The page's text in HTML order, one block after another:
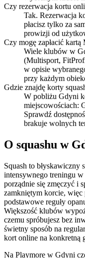
Czy rezerwacja kortu
Tak. Rezerwacja
płacisz tylko za
prowizji od
Czy mogę zapłacić
Wiele klubów w
(Multisport,
w opisie
przy każdym
Gdzie znajdę korty
W pobliżu Gdyni
miejscowościach:
Sprawdź
brakuje wolnych
O squashu w
Squash to błyskawiczny
intensywnego treningu
porządnie się zmęczyć i
zamkniętym korcie,
podstawowe reguły
Większość klubów
czemu spróbujesz bez
świetny sposób na
kort online na konkretną
Na Playmore w Gdyni